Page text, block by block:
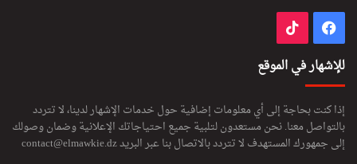
فيسبوك
للإشهار في الموقع
إذا كنت بحاجة إلى أي معلومات إضافية حول خدمات الإشهار لدينا، لا تتردد
بالتواصل معنا. نحن مستعدون لتلبية جميع احتياجاتك الإعلانية وضمان وصولك
إلى جمهورك المستهدف لا تتردد بالاتصال بنا عبر البريدcontact@elmawkie.dz